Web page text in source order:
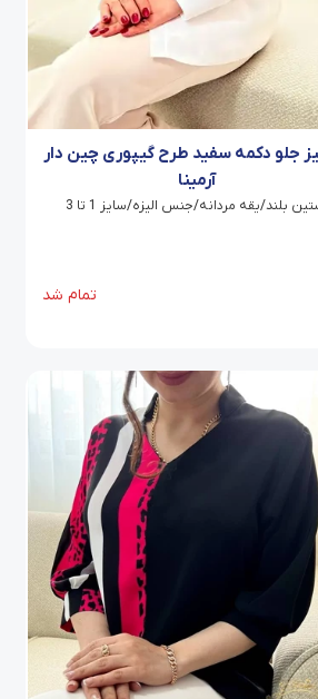
جلو دکمه سفید طرح گیپوری چین دار
آرمینا
بلند/یقه مردانه/جنس الیزه/سایز 1 تا 3
تمام شد